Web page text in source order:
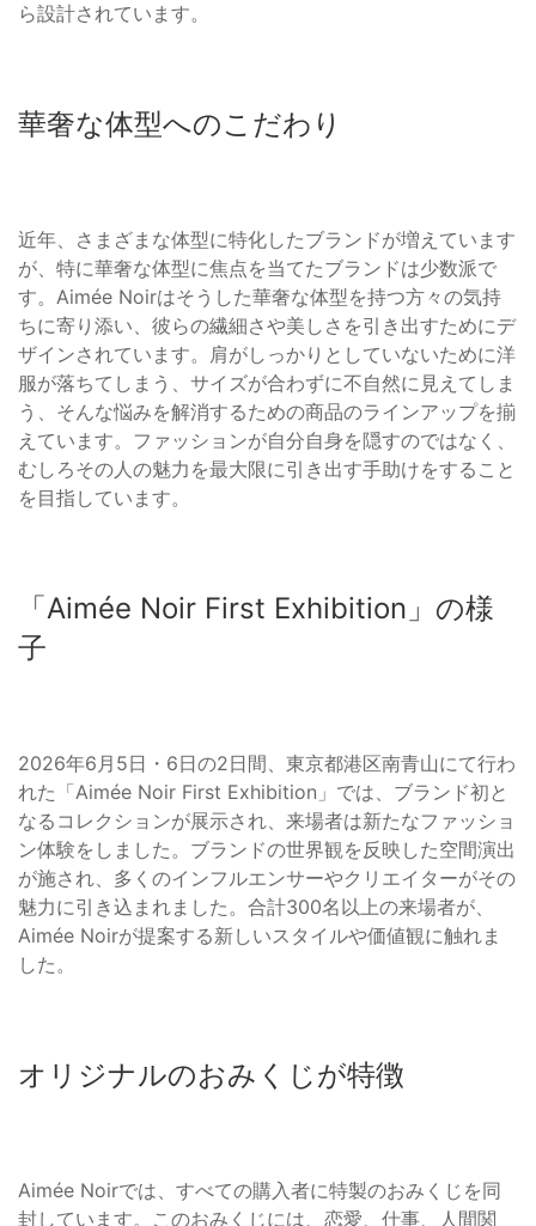
ら設計されています。
華奢な体型へのこだわり
近年、さまざまな体型に特化したブランドが増えています
が、特に華奢な体型に焦点を当てたブランドは少数派で
す。Aimée Noirはそうした華奢な体型を持つ方々の気持
ちに寄り添い、彼らの繊細さや美しさを引き出すためにデ
ザインされています。肩がしっかりとしていないために洋
服が落ちてしまう、サイズが合わずに不自然に見えてしま
う、そんな悩みを解消するための商品のラインアップを揃
えています。ファッションが自分自身を隠すのではなく、
むしろその人の魅力を最大限に引き出す手助けをすること
を目指しています。
「Aimée Noir First Exhibition」の様
子
2026年6月5日・6日の2日間、東京都港区南青山にて行わ
れた「Aimée Noir First Exhibition」では、ブランド初と
なるコレクションが展示され、来場者は新たなファッショ
ン体験をしました。ブランドの世界観を反映した空間演出
が施され、多くのインフルエンサーやクリエイターがその
魅力に引き込まれました。合計300名以上の来場者が、
Aimée Noirが提案する新しいスタイルや価値観に触れま
した。
オリジナルのおみくじが特徴
Aimée Noirでは、すべての購入者に特製のおみくじを同
封しています。このおみくじには、恋愛、仕事、人間関